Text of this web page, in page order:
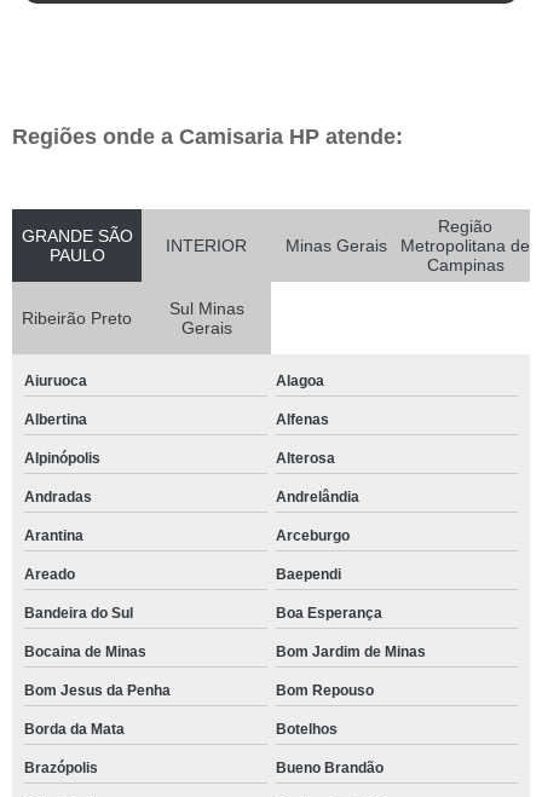
Regiões onde a Camisaria HP atende:
GRANDE SÃO
PAULO
INTERIOR Minas Gerais
Região
Metropolitana de
Campinas
Ribeirão Preto
Sul Minas
Gerais
Aiuruoca Alagoa
Albertina Alfenas
Alpinópolis Alterosa
Andradas Andrelândia
Arantina Arceburgo
Areado Baependi
Bandeira do Sul Boa Esperança
Bocaina de Minas Bom Jardim de Minas
Bom Jesus da Penha Bom Repouso
Borda da Mata Botelhos
Brazópolis Bueno Brandão